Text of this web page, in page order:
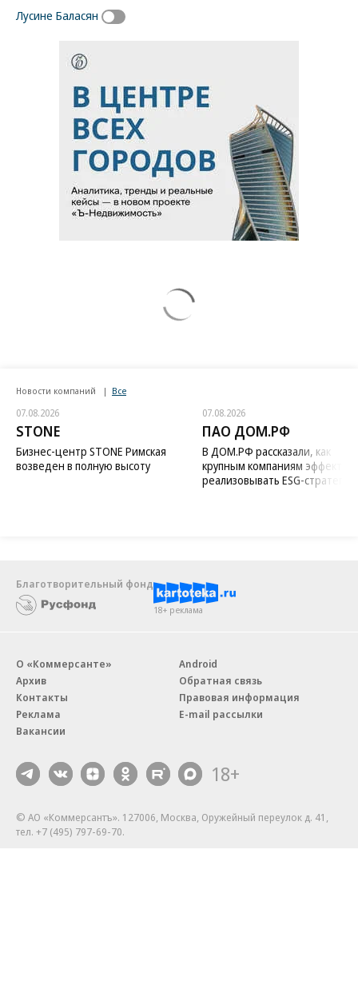
Лусине Баласян
Новости компаний Все
07.08.2026
STONE
Бизнес-центр STONE Римская
возведен в полную высоту
07.08.2026
ПАО ДОМ.РФ
В ДОМ.РФ рассказали, как
крупным компаниям
реализовывать ESG-стратегию
Благотворительный фонд
18+ реклама
О «Коммерсанте»
Архив
Контакты
Реклама
Вакансии
Android
Обратная связь
Правовая информация
E-mail рассылки
18+
© АО «Коммерсантъ». 127006, Москва, Оружейный переулок д. 41,
тел. +7 (495) 797-69-70.